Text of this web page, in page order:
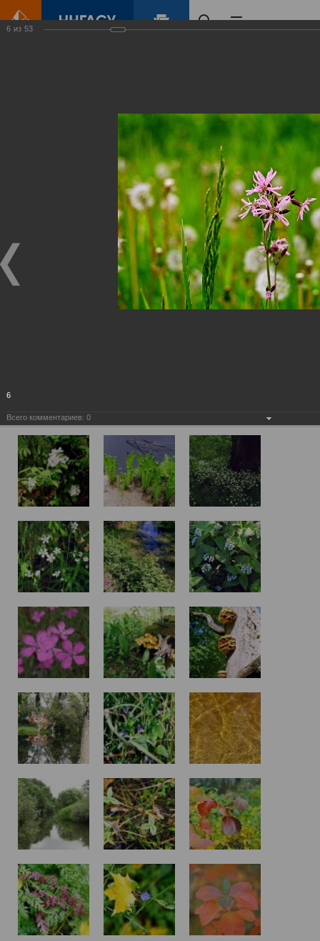
Виртуальные
выставки
(фотоальбомы)
6 из 53
6
Всего комментариев: 0